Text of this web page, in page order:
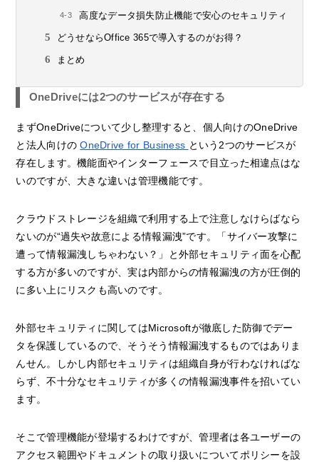
高度なデータ損失防止機能で安心のセキュリティ
どうせならOffice 365で導入するのがお得？
まとめ
OneDriveには2つのサービスが存在する
まずOneDriveについて少し整理すると、個人向けのOneDrive
と法人向けのOneDrive for Business という2つのサービスが
存在します。機能面やインターフェースで目立った相違点はな
いのですが、大きな違いは管理機能です。
クラウドストレージを組織で利用する上で注意しなけらばなら
ないのが“過失や故意による情報漏洩”です。「サイバー攻撃に
遭って情報漏洩しちゃわない？」と外部セキュリティ面を心配
する方が多いのですが、実は内部からの情報漏洩の方が圧倒的
に多い上にリスクも高いのです。
外部セキュリティに関してはMicrosoftが徹底した防御でデー
タを保護しているので、そうそう情報漏洩するものではありま
んせん。しかし内部セキュリティは組織自身が行わなければな
らず、不十分なセキュリティが多くの情報漏洩事件を招いてい
ます。
そこで管理機能が登場するわけですが、管理者は各ユーザーの
アクセス範囲やドキュメントの取り扱いについてポリシーを設